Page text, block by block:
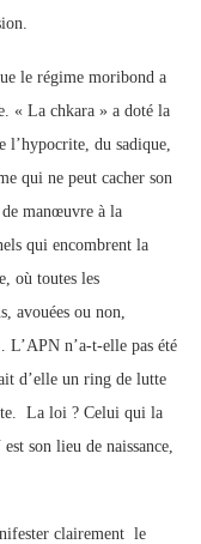
le régime moribond a
« La chkara » a doté la
l’hypocrite, du sadique,
qui ne peut cacher son
manœuvre à la
qui encombrent la
où toutes les
avouées ou non,
L’APN n’a-t-elle pas été
d’elle un ring de lutte
La loi ? Celui qui la
son lieu de naissance,
clairement le